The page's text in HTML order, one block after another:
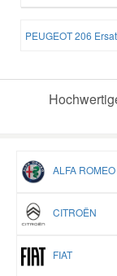
PEUGEOT 206
ALFA ROMEO
CITROËN
FIAT